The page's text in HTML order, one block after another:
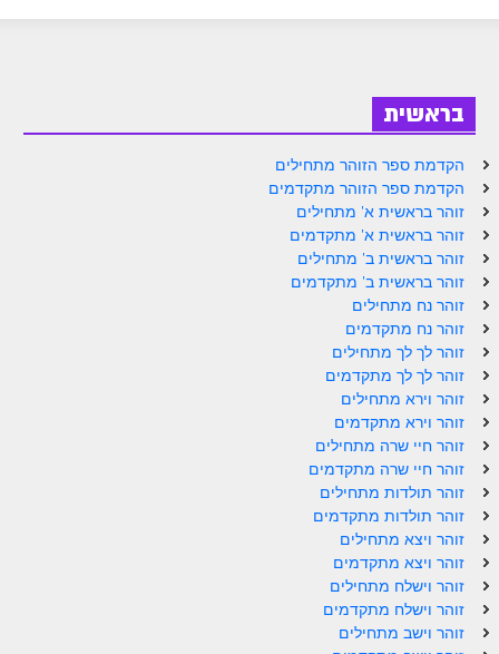
ספר הזוהר נח מתחילים
ספר הזוהר נח מתקדמים
ספר הזוהר לך לך מתחילים
ספר הזוהר לך לך מתקדמים
ספר הזוהר וירא מתחילים
ספר הזוהר וירא מתקדמים
ספר הזוהר חיי שרה מתחילים
ספר הזוהר חיי שרה מתקדמים
ספר הזוהר תולדות מתחילים
ספר הזוהר ויצא מתחילים
ספר הזוהר ויצא מתקדמים
ספר הזוהר וישלח מתחילים
בראשית
הקדמת ספר הזוהר מתחילים
הקדמת ספר הזוהר מתקדמים
זוהר בראשית א' מתחילים
זוהר בראשית א' מתקדמים
זוהר בראשית ב' מתחילים
זוהר בראשית ב' מתקדמים
זוהר נח מתחילים
זוהר נח מתקדמים
זוהר לך לך מתחילים
זוהר לך לך מתקדמים
זוהר וירא מתחילים
זוהר וירא מתקדמים
זוהר חיי שרה מתחילים
זוהר חיי שרה מתקדמים
זוהר תולדות מתחילים
זוהר תולדות מתקדמים
זוהר ויצא מתחילים
זוהר ויצא מתקדמים
זוהר וישלח מתחילים
זוהר וישלח מתקדמים
זוהר וישב מתחילים